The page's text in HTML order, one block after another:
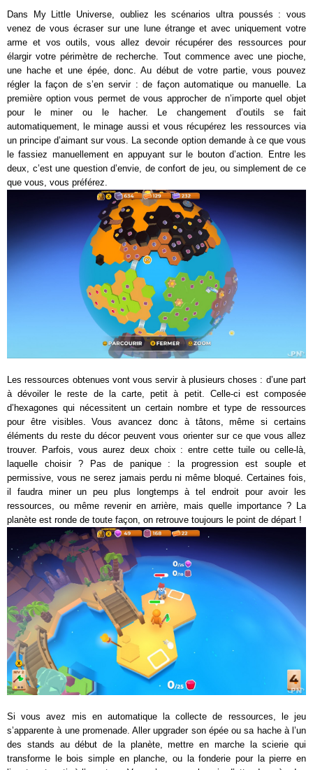
Dans My Little Universe, oubliez les scénarios ultra poussés : vous
venez de vous écraser sur une lune étrange et avec uniquement votre
arme et vos outils, vous allez devoir récupérer des ressources pour
élargir votre périmètre de recherche. Tout commence avec une pioche,
une hache et une épée, donc. Au début de votre partie, vous pouvez
régler la façon de s’en servir : de façon automatique ou manuelle. La
première option vous permet de vous approcher de n’importe quel objet
pour le miner ou le hacher. Le changement d’outils se fait
automatiquement, le minage aussi et vous récupérez les ressources via
un principe d’aimant sur vous. La seconde option demande à ce que vous
le fassiez manuellement en appuyant sur le bouton d’action. Entre les
deux, c’est une question d’envie, de confort de jeu, ou simplement de ce
que vous, vous préférez.
Les ressources obtenues vont vous servir à plusieurs choses : d’une part
à dévoiler le reste de la carte, petit à petit. Celle-ci est composée
d’hexagones qui nécessitent un certain nombre et type de ressources
pour être visibles. Vous avancez donc à tâtons, même si certains
éléments du reste du décor peuvent vous orienter sur ce que vous allez
trouver. Parfois, vous aurez deux choix : entre cette tuile ou celle-là,
laquelle choisir ? Pas de panique : la progression est souple et
permissive, vous ne serez jamais perdu ni même bloqué. Certaines fois,
il faudra miner un peu plus longtemps à tel endroit pour avoir les
ressources, ou même revenir en arrière, mais quelle importance ? La
planète est ronde de toute façon, on retrouve toujours le point de départ !
Si vous avez mis en automatique la collecte de ressources, le jeu
s’apparente à une promenade. Aller upgrader son épée ou sa hache à l’un
des stands au début de la planète, mettre en marche la scierie qui
transforme le bois simple en planche, ou la fonderie pour la pierre en